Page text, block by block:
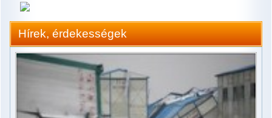
Hírek, érdekességek